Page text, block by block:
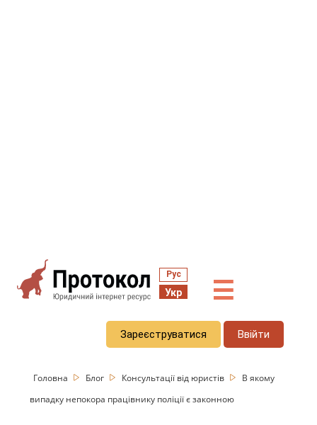
Рус
Укр ☰
Зареєструватися Ввійти
Головна Блог Консультації від юристів
В якому
випадку непокора працівнику поліції є законною